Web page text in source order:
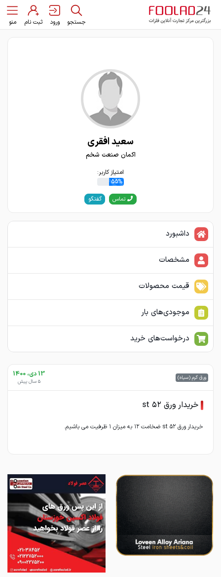
جستجو ورود ثبت نام منو
سعيد افقری
اکمان صنعت شخم
امتیاز کاربر:
55%
تماس گفتگو
داشبورد
مشخصات
قیمت محصولات
موجودی‌های بار
درخواست‌های خرید
ورق گرم (سیاه) 13 دی، 1400
5 سال پیش
خریدار ورق st ۵۲
خریدار ورق st ۵۲ ضخامت ۱۲ به میزان ۱ ظرفیت می باشیم.